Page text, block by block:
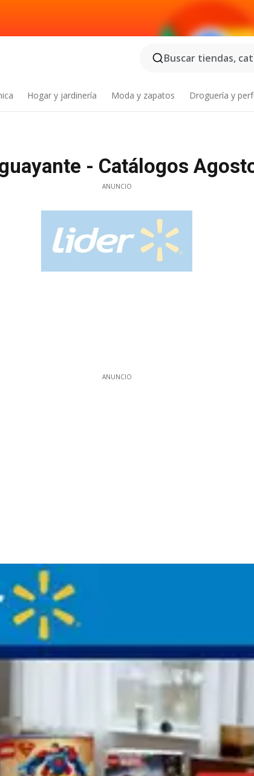
Buscar tiendas,
Hogar y jardinería Moda y zapatos Droguería y
- Catálogos
ANUNCIO
ANUNCIO